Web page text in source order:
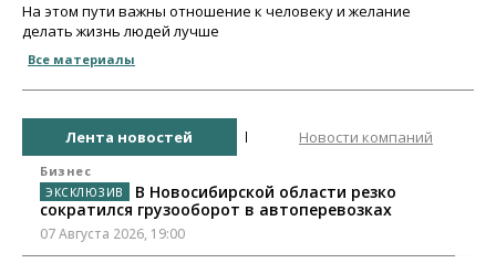
На этом пути важны отношение к человеку и желание
делать жизнь людей лучше
Все материалы
Лента новостей Новости компаний
Бизнес
В Новосибирской области резко
сократился грузооборот в автоперевозках
07 Августа 2026, 19:00